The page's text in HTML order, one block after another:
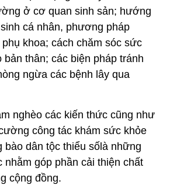
ở cơ quan sinh sản; hướng
cá nhân, phương pháp
khoa; cách chăm sóc sức
bản thân; các biện pháp tránh
ngừa các bệnh lây qua
nghèo các kiến thức cũng như
công tác khám sức khỏe
bào dân tộc thiểu sốlà những
nhằm góp phần cải thiện chất
cộng đồng.